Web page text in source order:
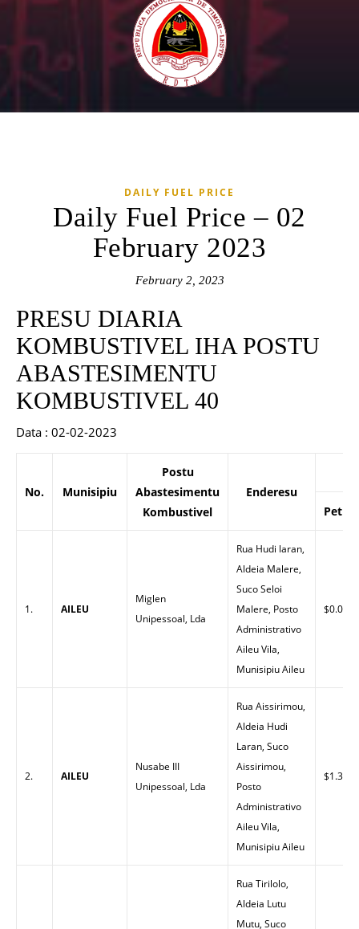
DAILY FUEL PRICE
Daily Fuel Price – 02
February 2023
February 2, 2023
PRESU DIARIA
KOMBUSTIVEL IHA POSTU
ABASTESIMENTU
KOMBUSTIVEL 40
Data : 02-02-2023
No. Munisipiu
Postu
Abastesimentu
Kombustivel
Enderesu
Petrol
1. AILEU
Miglen
Unipessoal, Lda
Rua Hudi laran,
Aldeia Malere,
Suco Seloi
Malere, Posto
Administrativo
Aileu Vila,
Munisipiu Aileu
$0.00
2. AILEU
Nusabe III
Unipessoal, Lda
Rua Aissirimou,
Aldeia Hudi
Laran, Suco
Aissirimou,
Posto
Administrativo
Aileu Vila,
Munisipiu Aileu
$1.30
Rua Tirilolo,
Aldeia Lutu
Mutu, Suco